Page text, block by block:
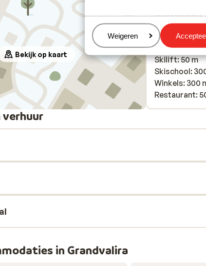
Beheren
Weigeren
Bekijk op kaart
Afstanden
Centrum: 350
Skipiste: 50 m
Skibushalte:
Skilift: 50 m
Skischool:
Winkels: 300
Restaurant:
verhuur
in Grandvalira